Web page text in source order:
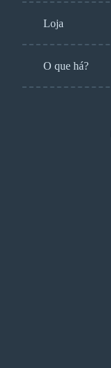
Loja
O que há?